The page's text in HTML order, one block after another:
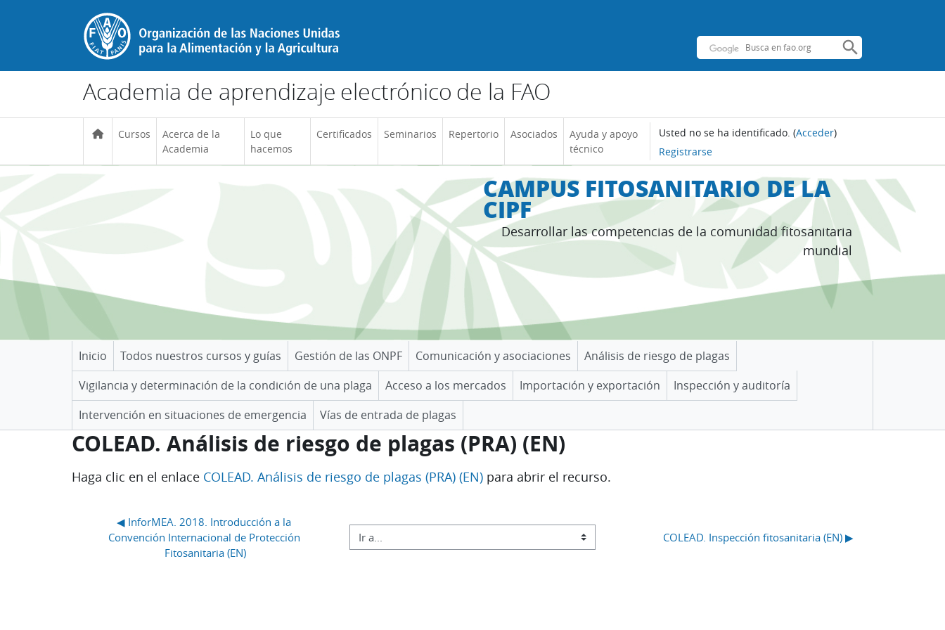
Salta al contenido principal
Academia de aprendizaje electrónico de la FAO
Cursos
Acerca de la
Academia
Lo que
hacemos
Certificados Seminarios Repertorio Asociados
Ayuda y apoyo
técnico
Usted no se ha identificado. (Acceder)
Registrarse
CAMPUS FITOSANITARIO DE LA
CIPF
Desarrollar las competencias de la comunidad fitosanitaria
mundial
Inicio Todos nuestros cursos y guías Gestión de las ONPF Comunicación y asociaciones
Análisis de riesgo de plagas
Vigilancia y determinación de la condición de una plaga
Acceso a los mercados Importación y exportación
Inspección y auditoría
Intervención en situaciones de emergencia
Vías de entrada de plagas
COLEAD. Análisis de riesgo de plagas (PRA) (EN)
Requisitos de finalización
Haga clic en el enlace COLEAD. Análisis de riesgo de plagas (PRA) (EN) para abrir el recurso.
◀︎ InforMEA. 2018. Introducción a la
Convención Internacional de Protección
Fitosanitaria (EN)
Ir a... COLEAD. Inspección fitosanitaria (EN) ▶︎